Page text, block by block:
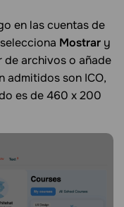
en las cuentas de
Mostrar y
de archivos o añade
admitidos son ICO,
es de 460 x 200